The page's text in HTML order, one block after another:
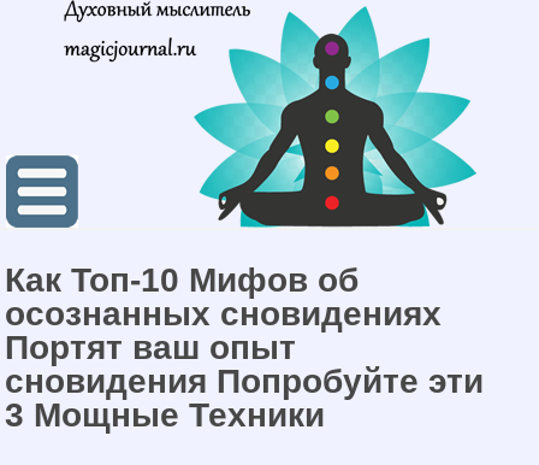
Как Топ-10 Мифов об
осознанных сновидениях
Портят ваш опыт
сновидения Попробуйте эти
3 Мощные Техники